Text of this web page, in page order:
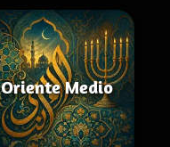
Oriente Medio